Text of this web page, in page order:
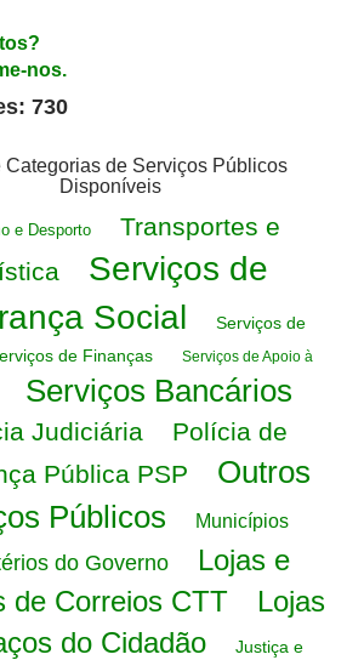
nos.
730
Categorias de Serviços Públicos
Disponíveis
e Desporto
Transportes e
Serviços de
Social
Serviços de
de Finanças Serviços de Apoio à
Serviços Bancários
Judiciária
Polícia de
Pública PSP
Outros
Públicos
Municípios
do Governo
Lojas e
de Correios CTT
Lojas
do Cidadão
Justiça e